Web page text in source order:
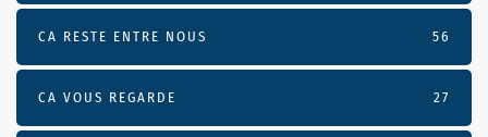
CA RESTE ENTRE NOUS 56
CA VOUS REGARDE 27